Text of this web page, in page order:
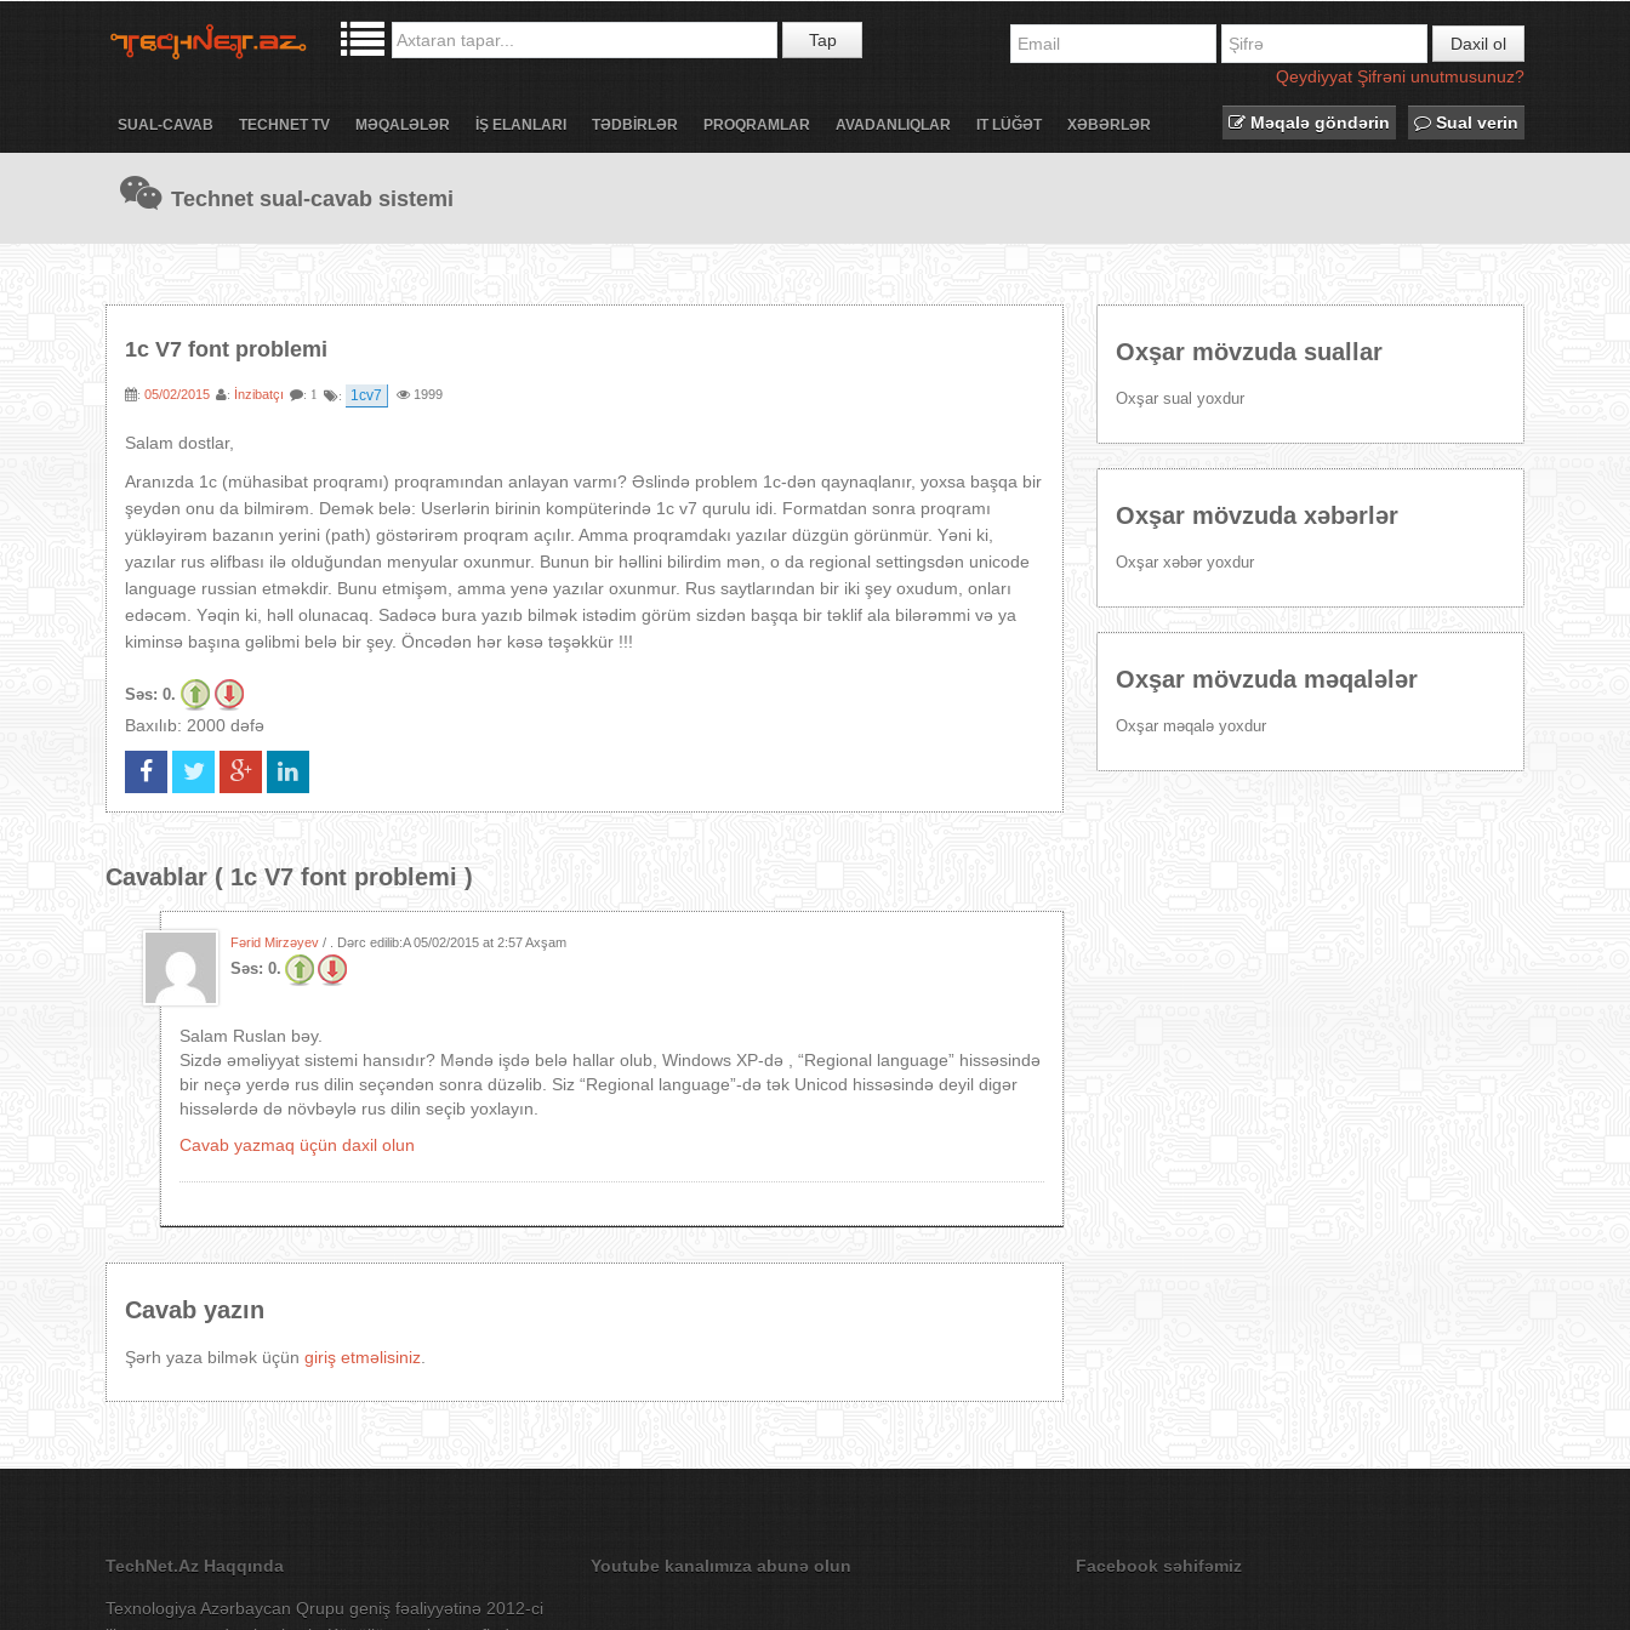
Tap
Daxil ol
Qeydiyyat Şifrəni unutmusunuz?
SUAL-CAVAB TECHNET TV MƏQALƏLƏR İŞ ELANLARI TƏDBİRLƏR PROQRAMLAR AVADANLIQLAR IT LÜĞƏT XƏBƏRLƏR Məqalə göndərin Sual verin
Technet sual-cavab sistemi
1c V7 font problemi
: 05/02/2015 : İnzibatçı : 1 : 1cv7 1999
Salam dostlar,
Aranızda 1c (mühasibat proqramı) proqramından anlayan varmı? Əslində problem 1c-dən qaynaqlanır, yoxsa başqa bir
şeydən onu da bilmirəm. Demək belə: Userlərin birinin kompüterində 1c v7 qurulu idi. Formatdan sonra proqramı
yükləyirəm bazanın yerini (path) göstərirəm proqram açılır. Amma proqramdakı yazılar düzgün görünmür. Yəni ki,
yazılar rus əlifbası ilə olduğundan menyular oxunmur. Bunun bir həllini bilirdim mən, o da regional settingsdən unicode
language russian etməkdir. Bunu etmişəm, amma yenə yazılar oxunmur. Rus saytlarından bir iki şey oxudum, onları
edəcəm. Yəqin ki, həll olunacaq. Sadəcə bura yazıb bilmək istədim görüm sizdən başqa bir təklif ala bilərəmmi və ya
kiminsə başına gəlibmi belə bir şey. Öncədən hər kəsə təşəkkür !!!
Səs: 0.
Baxılıb: 2000 dəfə
Cavablar ( 1c V7 font problemi )
Fərid Mirzəyev / . Dərc edilib:A05/02/2015 at 2:57 Axşam
Səs: 0.
Salam Ruslan bəy.
Sizdə əməliyyat sistemi hansıdır? Məndə işdə belə hallar olub, Windows XP-də , “Regional language” hissəsində
bir neçə yerdə rus dilin seçəndən sonra düzəlib. Siz “Regional language”-də tək Unicod hissəsində deyil digər
hissələrdə də növbəylə rus dilin seçib yoxlayın.
Cavab yazmaq üçün daxil olun
Cavab yazın
Şərh yaza bilmək üçün giriş etməlisiniz
Oxşar mövzuda suallar
Oxşar sual yoxdur
Oxşar mövzuda xəbərlər
Oxşar xəbər yoxdur
Oxşar mövzuda məqalələr
Oxşar məqalə yoxdur
TechNet.Az Haqqında
Texnologiya Azərbaycan Qrupu geniş fəaliyyətinə 2012-ci
Youtube kanalımıza abunə olun Facebook səhifəmiz